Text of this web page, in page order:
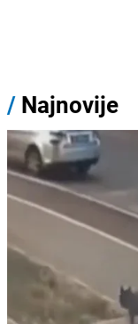
/ Najnovije